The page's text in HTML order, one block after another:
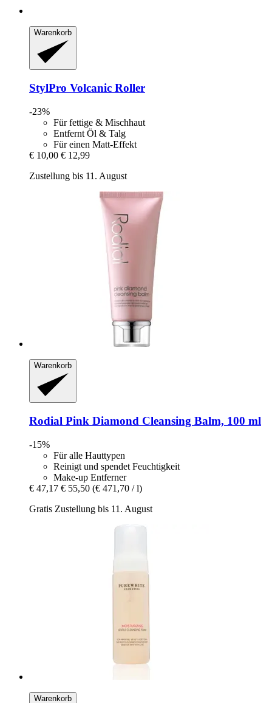
Warenkorb
StylPro Volcanic Roller
-23%
Für fettige & Mischhaut
Entfernt Öl & Talg
Für einen Matt-Effekt
€ 10,00 € 12,99
Zustellung bis 11. August
Warenkorb
Rodial Pink Diamond Cleansing Balm, 100 ml
-15%
Für alle Hauttypen
Reinigt und spendet Feuchtigkeit
Make-up Entferner
€ 47,17 € 55,50 (€ 471,70 / l)
Gratis Zustellung bis 11. August
Warenkorb